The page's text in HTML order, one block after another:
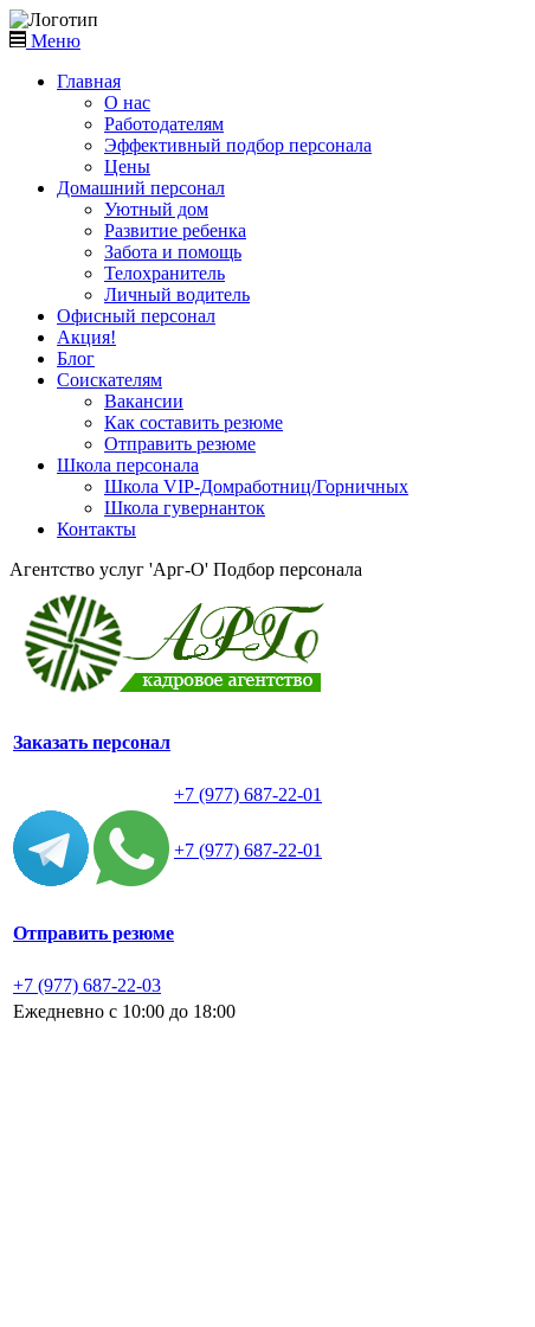
Меню
Главная
О нас
Работодателям
Эффективный подбор персонала
Цены
Домашний персонал
Уютный дом
Развитие ребенка
Забота и помощь
Телохранитель
Личный водитель
Офисный персонал
Акция!
Блог
Соискателям
Вакансии
Как составить резюме
Отправить резюме
Школа персонала
Школа VIP-Домработниц/Горничных
Школа гувернанток
Контакты
Агентство услуг 'Арг-О' Подбор персонала
Заказать персонал
+7 (977) 687-22-01
+7 (977) 687-22-01
Отправить резюме
+7 (977) 687-22-03
Ежедневно с 10:00 до 18:00